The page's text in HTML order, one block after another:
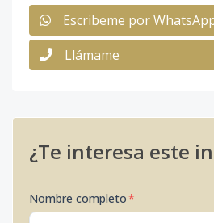
Escribeme por
Llámame
¿Te interesa este
Nombre completo*